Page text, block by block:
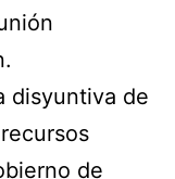
disyuntiva de
de